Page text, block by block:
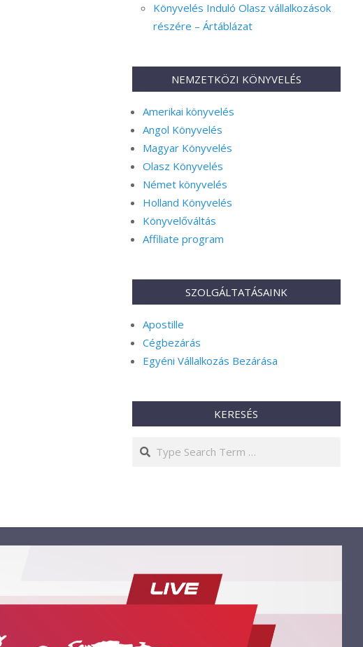
Könyvelés Induló Olasz vállalkozások
részére – Ártáblázat
NEMZETKÖZI KÖNYVELÉS
Amerikai könyvelés
Angol Könyvelés
Magyar Könyvelés
Olasz Könyvelés
Német könyvelés
Holland Könyvelés
Könyvelőváltás
Affiliate program
SZOLGÁLTATÁSAINK
Apostille
Cégbezárás
Egyéni Vállalkozás Bezárása
KERESÉS
Search